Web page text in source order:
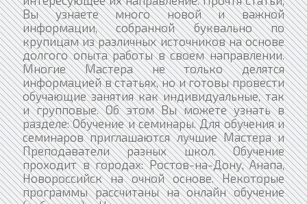
Вы узнаете много новой и важной
информации, собранной буквально по
крупицам из различных источников на основе
долгого опыта работы в своем направлении.
Многие Мастера не только делятся
информацией в статьях, но и готовы провести
обучающие занятия как индивидуальные, так
и групповые. Об этом Вы можете узнать в
разделе: Обучение и семинары. Для обучения и
семинаров приглашаются лучшие Мастера и
Преподаватели разных школ. Обучение
проходит в городах: Ростов-на-Дону, Анапа,
Новороссийск на очной основе. Некоторые
программы рассчитаны на онлайн обучение